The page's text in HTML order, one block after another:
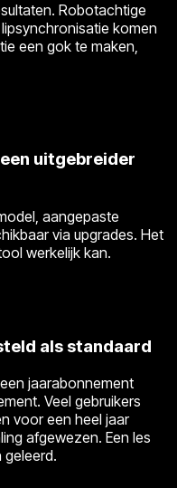
Robotachtige
komen
een gok te maken,
uitgebreider
aangepaste
via upgrades. Het
werkelijk kan.
als standaard
jaarabonnement
Veel gebruikers
voor een heel jaar
afgewezen. Een les
geleerd.